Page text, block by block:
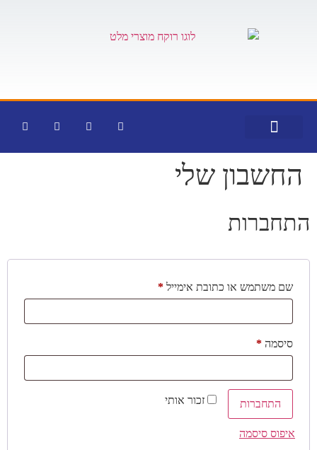
החשבון שלי
התחברות
שם משתמש או כתובת אימייל *
סיסמה *
זכור אותי התחברות
איפוס סיסמה